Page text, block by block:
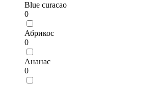
Blue curacao
0
Абрикос
0
Ананас
0